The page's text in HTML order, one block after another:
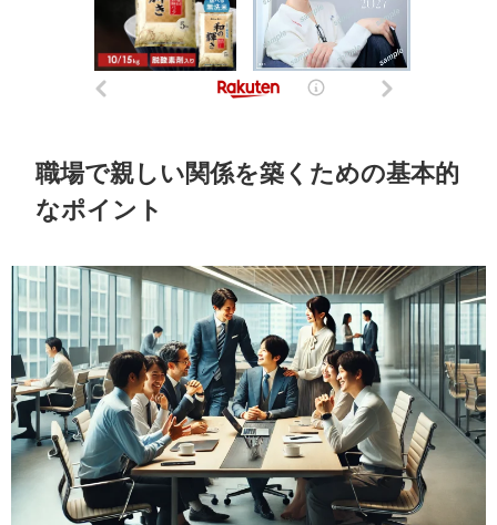
職場で親しい関係を築くための基本的
なポイント